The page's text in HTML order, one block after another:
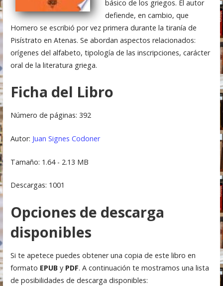
básico de los griegos. El autor
defiende, en cambio, que
Homero se escribió por vez primera durante la tiranía de
Pisístrato en Atenas. Se abordan aspectos relacionados:
orígenes del alfabeto, tipología de las inscripciones, carácter
oral de la literatura griega.
Ficha del Libro
Número de páginas: 392
Autor: Juan Signes Codoner
Tamaño: 1.64 - 2.13 MB
Descargas: 1001
Opciones de descarga
disponibles
Si te apetece puedes obtener una copia de este libro en
formato EPUBy PDF. A continuación te mostramos una lista
de posibilidades de descarga disponibles: